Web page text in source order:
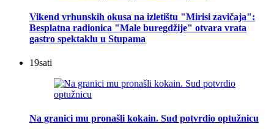
Vikend vrhunskih okusa na izletištu "Mirisi zavičaja":
Besplatna radionica "Male buregdžije" otvara vrata
gastro spektaklu u Stupama
19sati
Na granici mu pronašli kokain. Sud potvrdio optužnicu